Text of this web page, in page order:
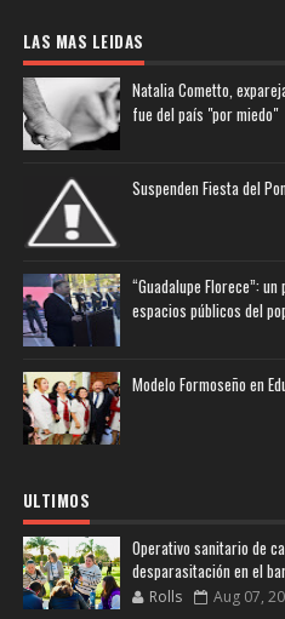
LAS MAS LEIDAS
Natalia Cometto,
fue del país "por miedo"
Suspenden Fiesta del
“Guadalupe Florece”:
espacios públicos del
Modelo Formoseño en
ULTIMOS
Operativo sanitario de
desparasitación en el
Rolls Aug 07,